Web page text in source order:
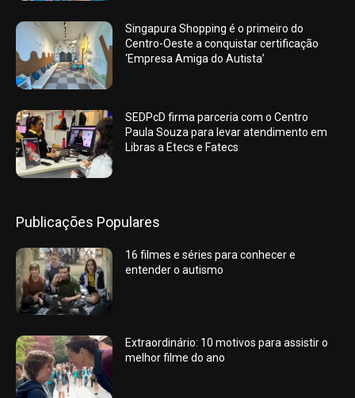
Singapura Shopping é o primeiro do
Centro-Oeste a conquistar certificação
‘Empresa Amiga do Autista’
SEDPcD firma parceria com o Centro
Paula Souza para levar atendimento em
Libras a Etecs e Fatecs
Publicações Populares
16 filmes e séries para conhecer e
entender o autismo
Extraordinário: 10 motivos para assistir o
melhor filme do ano